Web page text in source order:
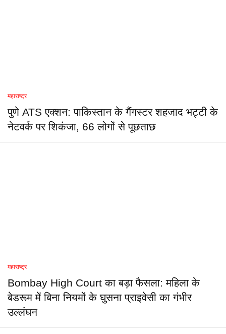
महाराष्ट्र
पुणे ATS एक्शन: पाकिस्तान के गैंगस्टर शहजाद भट्टी के
नेटवर्क पर शिकंजा, 66 लोगों से पूछताछ
महाराष्ट्र
Bombay High Court का बड़ा फैसला: महिला के
बेडरूम में बिना नियमों के घुसना प्राइवेसी का गंभीर
उल्लंघन